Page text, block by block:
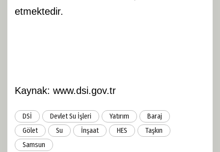
etmektedir.
Kaynak: www.dsi.gov.tr
DSİ Devlet Su İşleri Yatırım
Baraj
Gölet
Su İnşaat HES
Taşkın
Samsun